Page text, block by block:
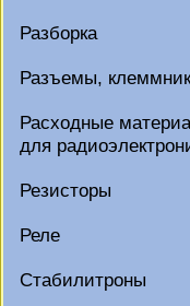
Разборка
Разъемы,
Расходные
для
Резисторы
Реле
Стабилитроны